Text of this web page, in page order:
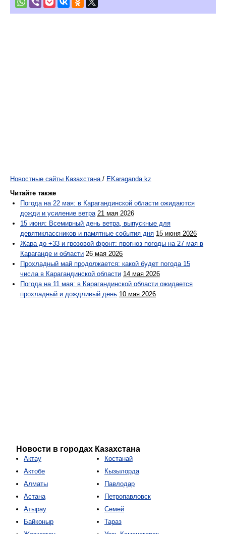
Новостные сайты Казахстана / EKaraganda.kz
Читайте также
Погода на 22 мая: в Карагандинской области ожидаются
дожди и усиление ветра 21 мая 2026
15 июня: Всемирный день ветра, выпускные для
девятиклассников и памятные события дня 15 июня 2026
Жара до +33 и грозовой фронт: прогноз погоды на 27 мая в
Караганде и области 26 мая 2026
Прохладный май продолжается: какой будет погода 15
числа в Карагандинской области 14 мая 2026
Погода на 11 мая: в Карагандинской области ожидается
прохладный и дождливый день 10 мая 2026
Новости в городах Казахстана
Актау
Актобе
Алматы
Астана
Атырау
Байконыр
Костанай
Кызылорда
Павлодар
Петропавловск
Семей
Тараз